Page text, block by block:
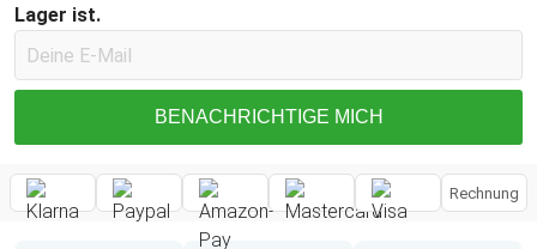
Lager ist.
BENACHRICHTIGE MICH
Rechnung